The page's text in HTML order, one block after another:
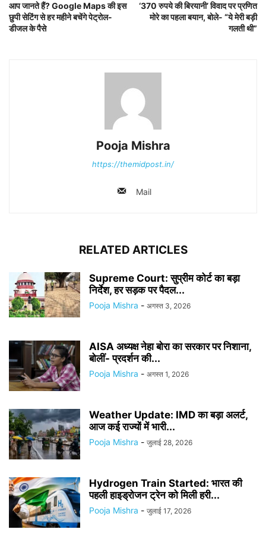
आप जानते हैं? Google Maps की इस
छुपी सेटिंग से हर महीने बचेंगे पेट्रोल-
डीजल के पैसे
‘370 रुपये की बिरयानी’ विवाद पर प्रणित
मोरे का पहला बयान, बोले- “ये मेरी बड़ी
गलती थी”
Pooja Mishra
https://themidpost.in/
Mail
RELATED ARTICLES
Supreme Court: सुप्रीम कोर्ट का बड़ा
निर्देश, हर सड़क पर पैदल...
Pooja Mishra - अगस्त 3, 2026
AISA अध्यक्ष नेहा बोरा का सरकार पर निशाना,
बोलीं- प्रदर्शन की...
Pooja Mishra - अगस्त 1, 2026
Weather Update: IMD का बड़ा अलर्ट,
आज कई राज्यों में भारी...
Pooja Mishra - जुलाई 28, 2026
Hydrogen Train Started: भारत की
पहली हाइड्रोजन ट्रेन को मिली हरी...
Pooja Mishra - जुलाई 17, 2026